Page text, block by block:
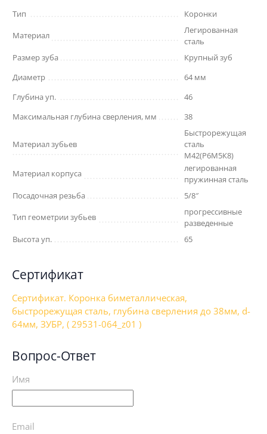
Тип
Коронки
Материал
Легированная
сталь
Размер зуба
Крупный зуб
Диаметр
64 мм
Глубина уп.
46
Максимальная глубина сверления, мм
38
Материал зубьев
Быстрорежущая
сталь
М42(Р6М5К8)
Материал корпуса
легированная
пружинная сталь
Посадочная резьба
5/8″
Тип геометрии зубьев
прогрессивные
разведенные
Высота уп.
65
Сертификат
Сертификат. Коронка биметаллическая,
быстрорежущая сталь, глубина сверления до 38мм, d-
64мм, ЗУБР, ( 29531-064_z01 )
Вопрос-Ответ
Имя
Email